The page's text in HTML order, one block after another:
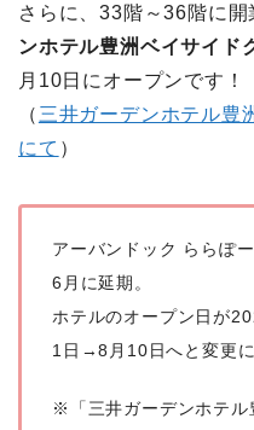
さらに、33階～36階に開
ンホテル豊洲ベイサイド
月10日にオープンです！
（ 三井ガーデンホテル豊
にて ）
アーバンドック ららぽ
6月に延期。
ホテルのオープン日が
1日→8月10日へと変更に
※「三井ガーデンホテル